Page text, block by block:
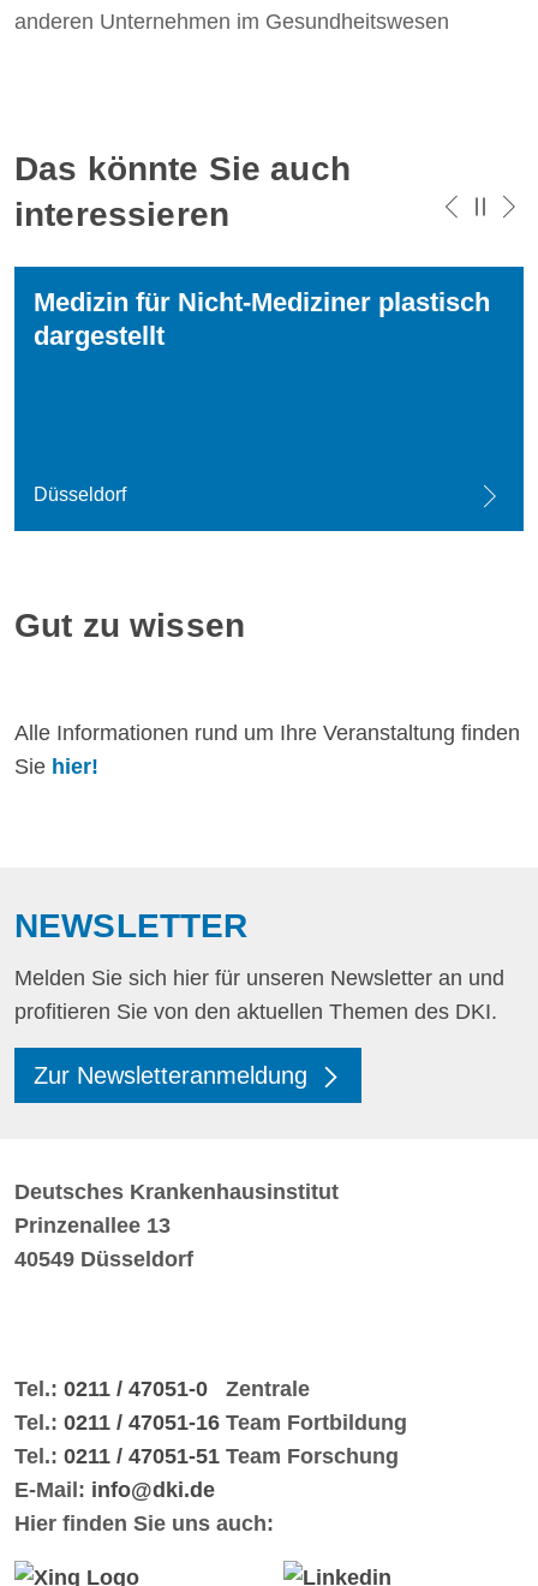
anderen Unternehmen im Gesundheitswesen
Das könnte Sie auch
interessieren
Medizin für Nicht-Mediziner plastisch
dargestellt
Düsseldorf
Gut zu wissen
Alle Informationen rund um Ihre Veranstaltung finden
Sie hier!
NEWSLETTER
Melden Sie sich hier für unseren Newsletter an und
profitieren Sie von den aktuellen Themen des DKI.
Zur Newsletteranmeldung
Deutsches Krankenhausinstitut
Prinzenallee 13
40549 Düsseldorf
Tel.: 0211 / 47051-0 Zentrale
Tel.: 0211 / 47051-16 Team Fortbildung
Tel.: 0211 / 47051-51 Team Forschung
E-Mail: info@dki.de
Hier finden Sie uns auch: